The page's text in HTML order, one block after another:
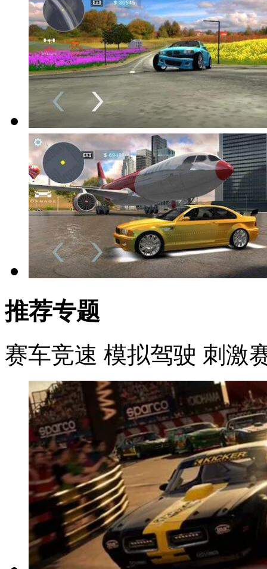
推荐专题
赛车竞速 模拟驾驶 刺激